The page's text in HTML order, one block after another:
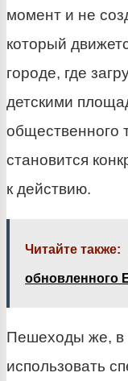
момент и не
который
городе, где
детскими
общественного
становится
к действию.
Читайте также:
обновленного
Пешеходы же, в
использовать